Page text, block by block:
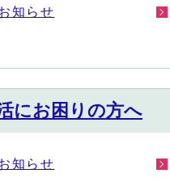
知らせ
にお困りの方へ
知らせ